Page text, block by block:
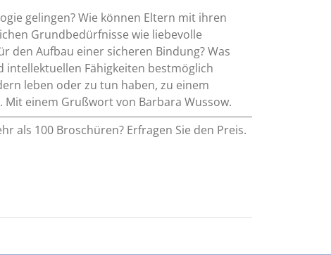
gelingen? Wie können Eltern mit ihren
Grundbedürfnisse wie liebevolle
den Aufbau einer sicheren Bindung? Was
intellektuellen Fähigkeiten bestmöglich
leben oder zu tun haben, zu einem
einem Grußwort von Barbara Wussow.
als 100 Broschüren? Erfragen Sie den Preis.